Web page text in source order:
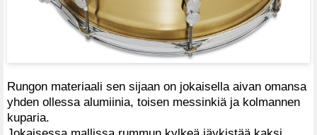
Rungon materiaali sen sijaan on jokaisella aivan omansa
yhden ollessa alumiinia, toisen messinkiä ja kolmannen
kuparia.